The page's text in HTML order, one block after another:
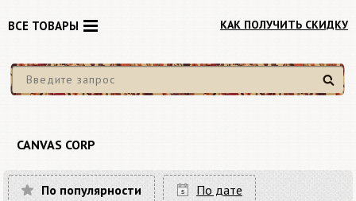
КАК ПОЛУЧИТЬ СКИДКУ
Найти
ВСЕ ТОВАРЫ
CANVAS CORP
По популярности По дате